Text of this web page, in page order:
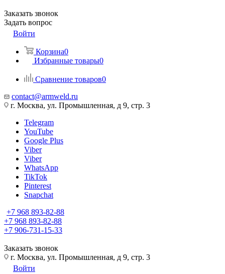
Заказать звонок
Задать вопрос
Войти
Корзина0
Избранные товары0
Сравнение товаров0
contact@armweld.ru
г. Москва, ул. Промышленная, д 9, стр. 3
Telegram
YouTube
Google Plus
Viber
Viber
WhatsApp
TikTok
Pinterest
Snapchat
+7 968 893-82-88
+7 968 893-82-88
+7 906-731-15-33
Заказать звонок
г. Москва, ул. Промышленная, д 9, стр. 3
Войти